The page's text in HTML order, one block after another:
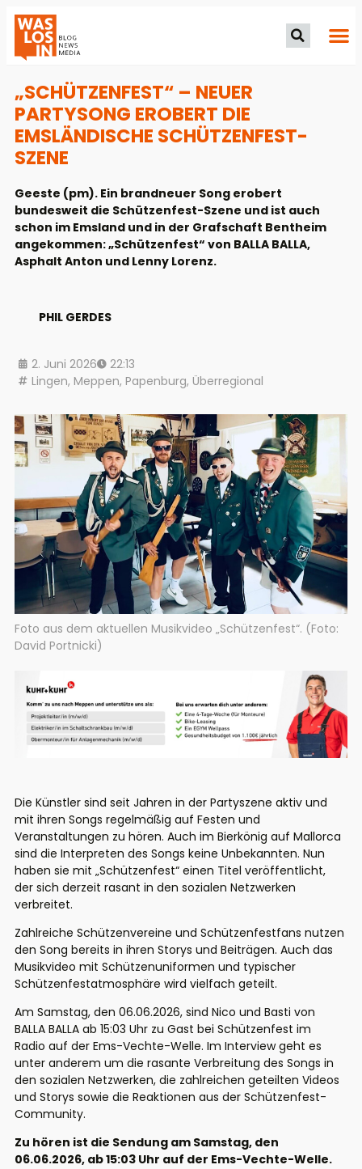
„SCHÜTZENFEST“ – NEUER
PARTYSONG EROBERT DIE
EMSLÄNDISCHE SCHÜTZENFEST-
SZENE
Geeste (pm). Ein brandneuer Song erobert
bundesweit die Schützenfest-Szene und ist auch
schon im Emsland und in der Grafschaft Bentheim
angekommen: „Schützenfest“ von BALLA BALLA,
Asphalt Anton und Lenny Lorenz.
PHIL GERDES
2. Juni 2026
22:13
Lingen, Meppen, Papenburg, Überregional
Foto aus dem aktuellen Musikvideo „Schützenfest“. (Foto:
David Portnicki)
Die Künstler sind seit Jahren in der Partyszene aktiv und
mit ihren Songs regelmäßig auf Festen und
Veranstaltungen zu hören. Auch im Bierkönig auf Mallorca
sind die Interpreten des Songs keine Unbekannten. Nun
haben sie mit „Schützenfest“ einen Titel veröffentlicht,
der sich derzeit rasant in den sozialen Netzwerken
verbreitet.
Zahlreiche Schützenvereine und Schützenfestfans nutzen
den Song bereits in ihren Storys und Beiträgen. Auch das
Musikvideo mit Schützenuniformen und typischer
Schützenfestatmosphäre wird vielfach geteilt.
Am Samstag, den 06.06.2026, sind Nico und Basti von
BALLA BALLA ab 15:03 Uhr zu Gast bei Schützenfest im
Radio auf der Ems-Vechte-Welle. Im Interview geht es
unter anderem um die rasante Verbreitung des Songs in
den sozialen Netzwerken, die zahlreichen geteilten Videos
und Storys sowie die Reaktionen aus der Schützenfest-
Community.
Zu hören ist die Sendung am Samstag, den
06.06.2026, ab 15:03 Uhr auf der Ems-Vechte-Welle.